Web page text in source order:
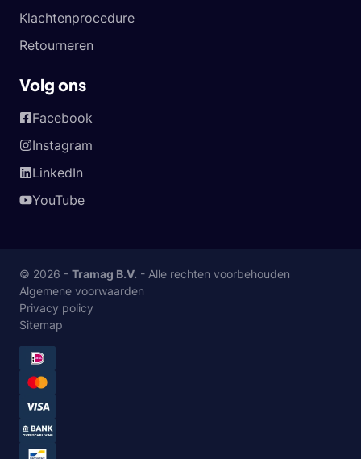
Klachtenprocedure
Retourneren
Volg ons
Facebook
Instagram
LinkedIn
YouTube
© 2026 - Tramag B.V. - Alle rechten voorbehouden
Algemene voorwaarden
Privacy policy
Sitemap